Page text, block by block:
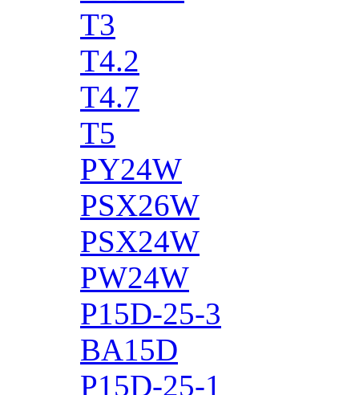
T3
T4.2
T4.7
T5
PY24W
PSX26W
PSX24W
PW24W
P15D-25-3
BA15D
P15D-25-1